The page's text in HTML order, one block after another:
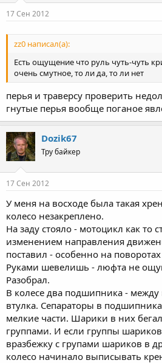
17 Сен 2012
zz0 написал(а):
Есть ощущение что руль чуть-чуть
очень смутное, то ли да, то ли нет
перья и траверсу проверить
гнутые перья вообще поганое
Dozik67
Тру байкер
17 Сен 2012
У меня на восходе была такая
колесо незакреплено.
На заду стояло - мотоцикл как то
изменением направления
поставил - особенно на
Руками шевелишь - люфта не
Разобрал.
В колесе два подшипника -
втулка. Сепараторы в
мелкие части. Шарики в них
группами. И если группы
вразбежку с групами шариков в
колесо начинало выписывать